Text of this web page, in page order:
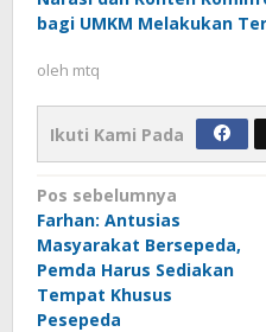
bagi UMKM Melakukan
oleh mtq
Ikuti Kami Pada
Navigasi
pos
Pos sebelumnya
Farhan: Antusias
Masyarakat Bersepeda,
Pemda Harus Sediakan
Tempat Khusus
Pesepeda